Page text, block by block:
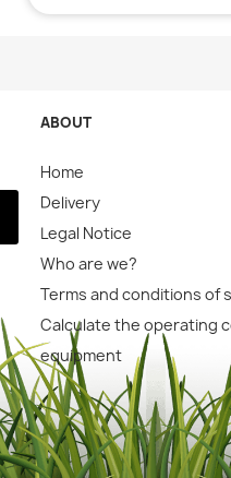
ABOUT
Home
Delivery
Legal Notice
Who are we?
Terms and conditions of
Calculate the operating
equipment